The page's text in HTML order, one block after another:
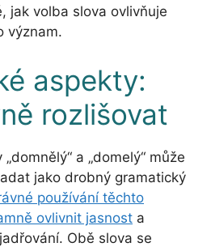
jak volba slova ovlivňuje
význam.
aspekty:
rozlišovat
a „domelý“ může
jako drobný gramatický
používání těchto
ovlivnit jasnost a
Obě slova se